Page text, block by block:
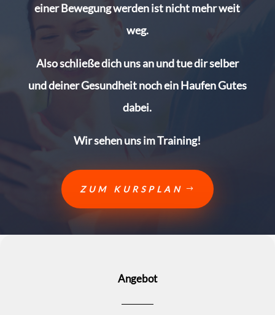
einer Bewegung werden ist nicht mehr weit
weg.
Also schließe dich uns an und tue dir selber
und deiner Gesundheit noch ein Haufen Gutes
dabei.
Wir sehen uns im Training!
ZUM KURSPLAN
Angebot